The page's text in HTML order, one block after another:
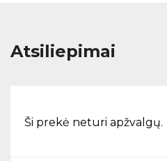
Atsiliepimai
Ši prekė neturi apžvalgų.